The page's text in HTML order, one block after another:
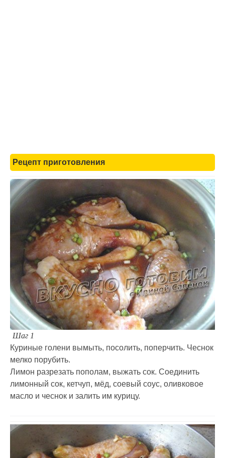
Рецепт приготовления
Шаг 1
Куриные голени вымыть, посолить, поперчить. Чеснок
мелко порубить.
Лимон разрезать пополам, выжать сок. Соединить
лимонный сок, кетчуп, мёд, соевый соус, оливковое
масло и чеснок и залить им курицу.